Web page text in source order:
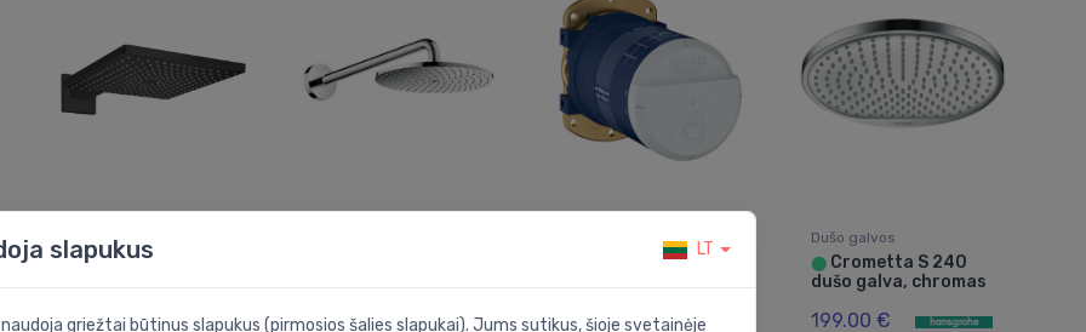
Dušo galvos
⬤Raindance E 300
L=390 mm, juodas
Potinkinė dušo
Dušo galvos
⬤Crometta S 240
dušo galva, chromas
199.00 €
slapukus LT
griežtai būtinus slapukus (pirmosios šalies slapukai). Jums sutikus, šioje svetainėje